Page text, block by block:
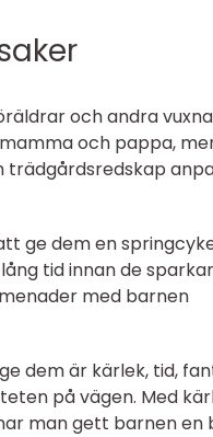
och andra
och pappa,
trädgårdsredskap
ge dem en
tid innan de
med barnen
dem är kärlek, tid,
på vägen. Med
man gett barnen